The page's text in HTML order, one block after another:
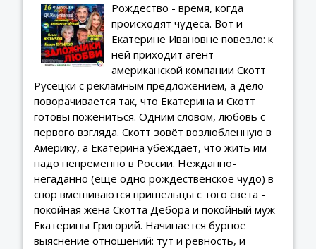
Рождество - время, когда
происходят чудеса. Вот и
Екатерине Ивановне повезло: к
ней приходит агент
американской компании Скотт
Русецки с рекламным предложением, а дело
поворачивается так, что Екатерина и Скотт
готовы пожениться. Одним словом, любовь с
первого взгляда. Скотт зовёт возлюбленную в
Америку, а Екатерина убеждает, что жить им
надо непременно в России. Нежданно-
негаданно (ещё одно рождественское чудо) в
спор вмешиваются пришельцы с того света -
покойная жена Скотта Дебора и покойный муж
Екатерины Григорий. Начинается бурное
выяснение отношений: тут и ревность, и